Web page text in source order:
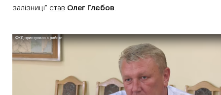
залізниці” став Олег Глєбов